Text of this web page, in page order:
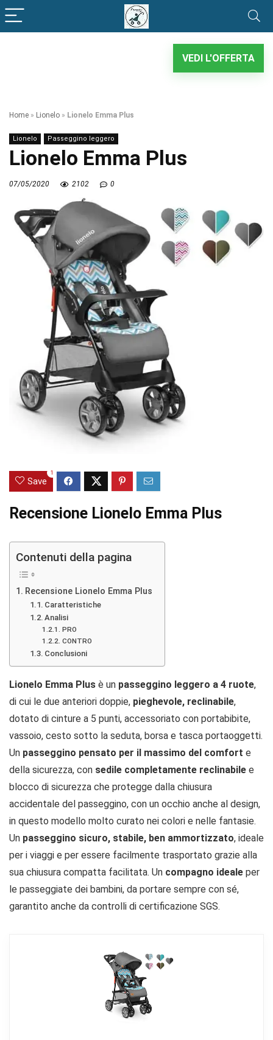
VEDI L'OFFERTA
Home » Lionelo » Lionelo Emma Plus
Lionelo Passeggino leggero
Lionelo Emma Plus
07/05/2020 2102 0
Save
1
Recensione Lionelo Emma Plus
Contenuti della pagina
Recensione Lionelo Emma Plus
Caratteristiche
Analisi
PRO
CONTRO
Conclusioni
Lionelo Emma Plus è un passeggino leggero a 4 ruote,
di cui le due anteriori doppie, pieghevole, reclinabile,
dotato di cinture a 5 punti, accessoriato con portabibite,
vassoio, cesto sotto la seduta, borsa e tasca portaoggetti.
Un passeggino pensato per il massimo del comfort e
della sicurezza, con sedile completamente reclinabile e
blocco di sicurezza che protegge dalla chiusura
accidentale del passeggino, con un occhio anche al design,
in questo modello molto curato nei colori e nelle fantasie.
Un passeggino sicuro, stabile, ben ammortizzato, ideale
per i viaggi e per essere facilmente trasportato grazie alla
sua chiusura compatta facilitata. Un compagno ideale per
le passeggiate dei bambini, da portare sempre con sé,
garantito anche da controlli di certificazione SGS.